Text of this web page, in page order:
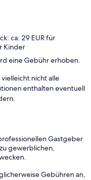
ca. 29 EUR für
Kinder
eine Gebühr erhoben.
nicht alle
enthalten eventuell
Gastgeber
gewerblichen,
Gebühren an,